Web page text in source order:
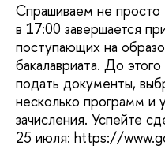
Спрашиваем не просто
в 17:00 завершается
поступающих на
бакалавриата. До
подать документы,
несколько программ и
зачисления. Успейте
25 июля: https://